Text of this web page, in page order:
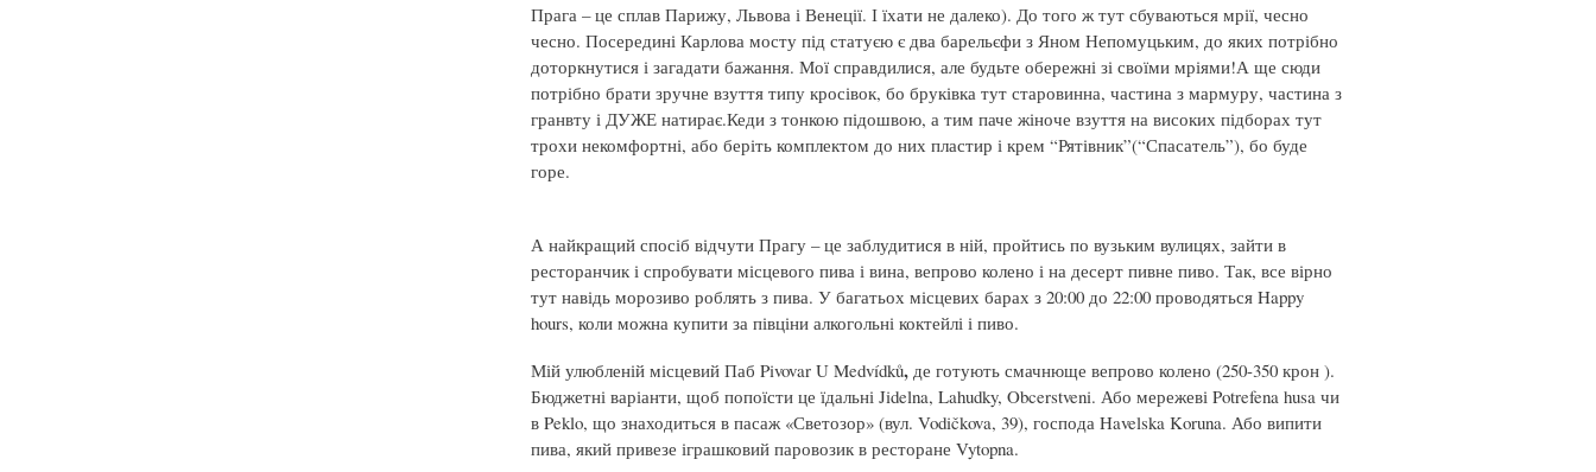
Прага – це сплав Парижу, Львова і Венеції. І їхати не далеко). До того ж тут сбуваються мрії, чесно
чесно. Посередині Карлова мосту під статуєю є два барельєфи з Яном Непомуцьким, до яких потрібно
доторкнутися і загадати бажання. Мої справдилися, але будьте обережні зі своїми мріями!А ще сюди
потрібно брати зручне взуття типу кросівок, бо бруківка тут старовинна, частина з мармуру, частина з
гранвту і ДУЖЕ натирає.Кеди з тонкою підошвою, а тим паче жіноче взуття на високих підборах тут
трохи некомфортні, або беріть комплектом до них пластир і крем “Рятівник”(“Спасатель”), бо буде
горе.
А найкращий спосіб відчути Прагу – це заблудитися в ній, пройтись по вузьким вулицях, зайти в
ресторанчик і спробувати місцевого пива і вина, вепрово колено і на десерт пивне пиво. Так, все вірно
тут навідь морозиво роблять з пива. У багатьох місцевих барах з 20:00 до 22:00 проводяться Happy
hours, коли можна купити за півціни алкогольні коктейлі і пиво.
Мій улюбленій місцевий Паб Pivovar U Medvídků, де готують смачнюще вепрово колено (250-350 крон ).
Бюджетні варіанти, щоб попоїсти це їдальні Jidelna, Lahudky, Obcerstveni. Або мережеві Potrefena husa чи
в Peklo, що знаходиться в пасаж «Светозор» (вул. Vodičkova, 39), господа Havelska Koruna. Або випити
пива, який привезе іграшковий паровозик в ресторане Vytopna.